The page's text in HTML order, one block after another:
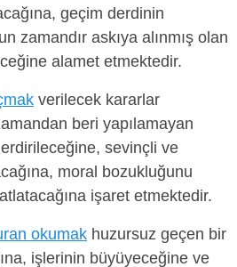
geçim derdinin
zamandır askıya alınmış olan
alamet etmektedir.
verilecek kararlar
beri yapılamayan
sevinçli ve
moral bozukluğunu
işaret etmektedir.
okumak huzursuz geçen bir
işlerinin büyüyeceğine ve